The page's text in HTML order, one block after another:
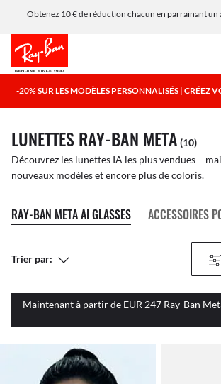
Obtenez 10 € de réduction chacun en parrainant un
-20% SUR LES MODÈLES PERSONNALISÉS | CRÉEZ
LUNETTES RAY-BAN META (10)
Découvrez les lunettes IA les plus vendues –
nouveaux modèles et encore plus de coloris.
RAY-BAN META AI GLASSES ACCESSOIRES
Trier par:
Maintenant à partir de EUR 247 Ray-Ban